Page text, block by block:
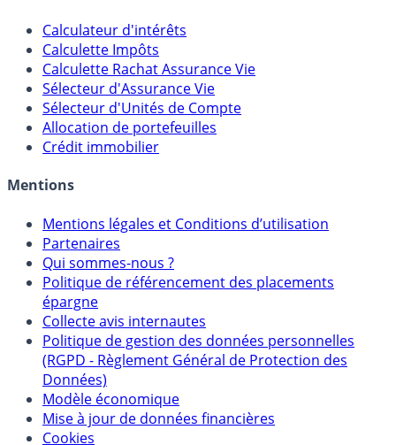
Outils
Calculateur d'intérêts
Calculette Impôts
Calculette Rachat Assurance Vie
Sélecteur d'Assurance Vie
Sélecteur d'Unités de Compte
Crédit immobilier
Mentions
Mentions légales et Conditions d’utilisation
Partenaires
Qui sommes-nous ?
Politique de référencement des placements
épargne
Collecte avis internautes
Politique de gestion des données personnelles
(RGPD - Règlement Général de Protection des
Données)
Modèle économique